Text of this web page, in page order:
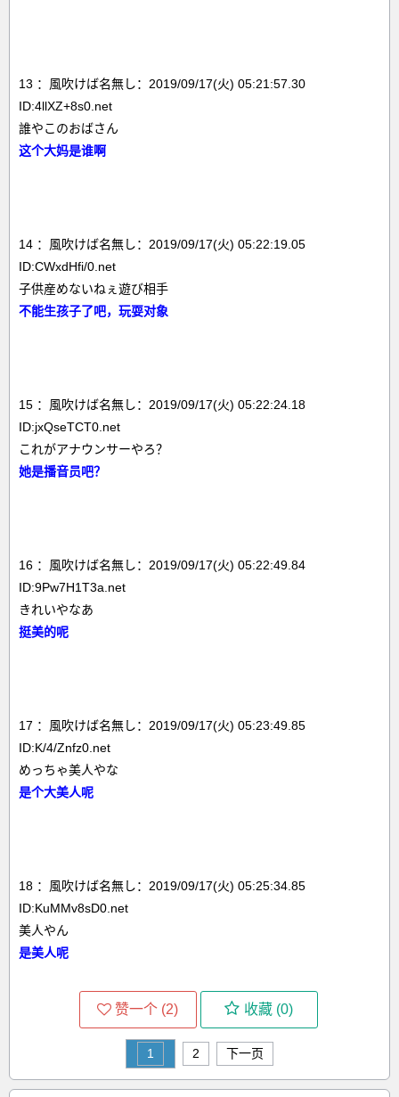
13 ：風吹けば名無し：2019/09/17(火) 05:21:57.30
ID:4llXZ+8s0.net
誰やこのおばさん
这个大妈是谁啊
14 ：風吹けば名無し：2019/09/17(火) 05:22:19.05
ID:CWxdHfi/0.net
子供産めないねぇ遊び相手
不能生孩子了吧，玩耍对象
15 ：風吹けば名無し：2019/09/17(火) 05:22:24.18
ID:jxQseTCT0.net
これがアナウンサーやろ？
她是播音员吧？
16 ：風吹けば名無し：2019/09/17(火) 05:22:49.84
ID:9Pw7H1T3a.net
きれいやなあ
挺美的呢
17 ：風吹けば名無し：2019/09/17(火) 05:23:49.85
ID:K/4/Znfz0.net
めっちゃ美人やな
是个大美人呢
18 ：風吹けば名無し：2019/09/17(火) 05:25:34.85
ID:KuMMv8sD0.net
美人やん
是美人呢
赞一个 (2) 收藏 (0)
1 2 下一页